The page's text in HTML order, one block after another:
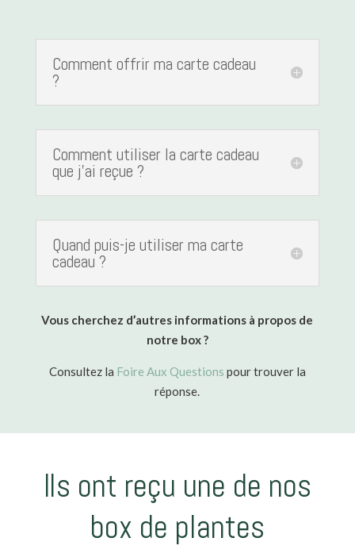
Comment offrir ma carte cadeau
?
Comment utiliser la carte cadeau
que j'ai reçue ?
Quand puis-je utiliser ma carte
cadeau ?
Vous cherchez d’autres informations à propos de
notre box ?
Consultez la Foire Aux Questions pour trouver la
réponse.
Ils ont reçu une de nos
box de plantes